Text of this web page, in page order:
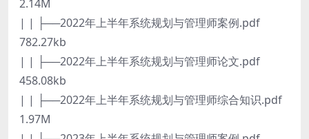
2.14M
| | ├──2022年上半年系统规划与管理师案例.pdf
782.27kb
| | ├──2022年上半年系统规划与管理师论文.pdf
458.08kb
| | ├──2022年上半年系统规划与管理师综合知识.pdf
1.97M